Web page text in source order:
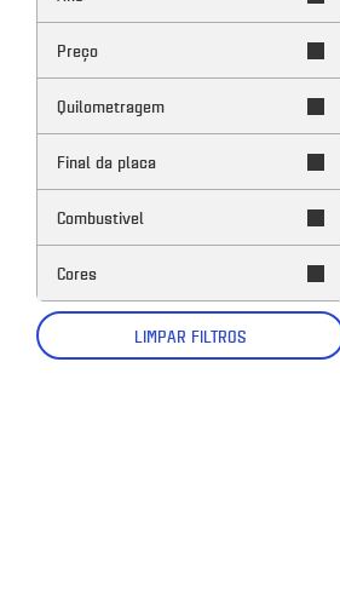
Preço
Quilometragem
Final da placa
Combustivel
Cores
LIMPAR FILTROS